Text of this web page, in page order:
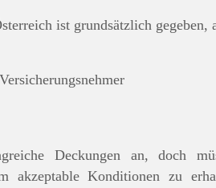
ist grundsätzlich gegeben,
Deckungen an, doch
akzeptable Konditionen zu